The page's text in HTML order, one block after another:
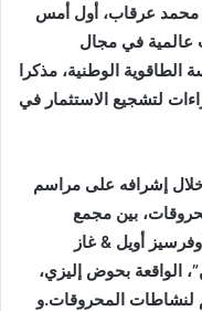
محمد عرقاب، أول أمس
عالمية في مجال
الوطنية، مذكرا
لتشجيع الاستثمار في
إشرافه على مراسم
بين مجمع
أويل & غاز
الواقعة بحوض إليزي،
رقم 19-13 المنظم لنشاطات المحروقات.و